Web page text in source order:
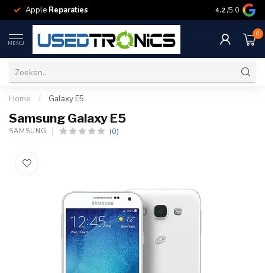
Apple Reparaties Samsung
4.2 /5.0
MENU
0
Home / Galaxy E5
Samsung Galaxy E5
SAMSUNG (0)